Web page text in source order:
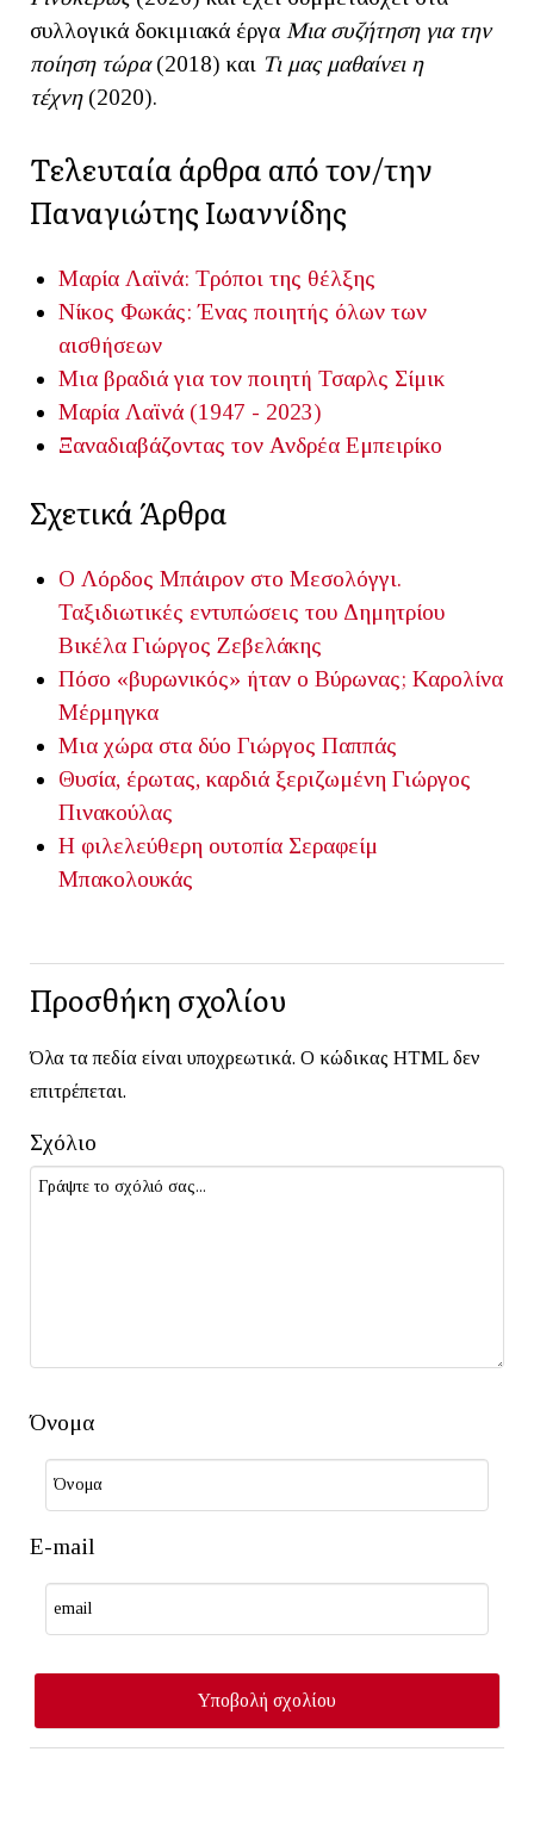
συλλογικά δοκιμιακά έργα Μια συζήτηση για την
ποίηση τώρα(2018) και Τι μας μαθαίνει η
τέχνη(2020).
Τελευταία άρθρα από τον/την
Παναγιώτης Ιωαννίδης
Μαρία Λαϊνά: Τρόποι της θέλξης
Νίκος Φωκάς: Ένας ποιητής όλων των
αισθήσεων
Μια βραδιά για τον ποιητή Τσαρλς Σίμικ
Μαρία Λαϊνά (1947 - 2023)
Ξαναδιαβάζοντας τον Ανδρέα Εμπειρίκο
Σχετικά Άρθρα
Ο Λόρδος Μπάιρον στο Μεσολόγγι.
Ταξιδιωτικές εντυπώσεις του Δημητρίου
Βικέλα Γιώργος Ζεβελάκης
Πόσο «βυρωνικός» ήταν ο Βύρωνας; Καρολίνα
Μέρμηγκα
Μια χώρα στα δύο Γιώργος Παππάς
Θυσία, έρωτας, καρδιά ξεριζωμένη Γιώργος
Πινακούλας
Η φιλελεύθερη ουτοπία Σεραφείμ
Μπακολουκάς
Προσθήκη σχολίου
Όλα τα πεδία είναι υποχρεωτικά. Ο κώδικας HTML δεν
επιτρέπεται.
Σχόλιο
Όνομα
E-mail